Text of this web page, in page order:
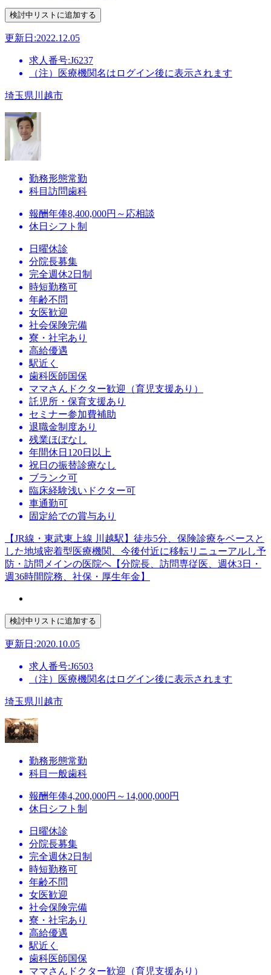
更新日:2022.12.05
求人番号:J6237
（注）医療機関名はログイン後に表示されます
埼玉県川越市
勤務形態常勤
科目 訪問歯科
報酬年俸8,400,000円～応相談
休日 シフト制
日曜休診
分院長募集
完全週休2日制
時短勤務可
年齢不問
女医歓迎
社会保険完備
寮・社宅あり
高給優遇
駅近く
歯科医師国保
ママさんドクター歓迎（育児支援あり）
託児所・保育支援あり
セミナー参加費補助
退職金制度あり
残業ほぼなし
年間休日120日以上
祝日の振替診療なし
ブランク可
臨床経験浅いドクター可
車通勤可
固定給での賞与あり
【JR線・東武東上線 川越駅】徒歩5分、保険診療をベースと
した地域密着型医療機関、今後付近に移転リニューアルし予
防・訪問メインの医院へ【分院長、訪問専従医、週休3日・
週36時間院務、社保・厚生年金】
更新日:2020.10.05
求人番号:J6503
（注）医療機関名はログイン後に表示されます
埼玉県川越市
勤務形態常勤
科目 一般歯科
報酬年俸4,200,000円～14,000,000円
休日 シフト制
日曜休診
分院長募集
完全週休2日制
時短勤務可
年齢不問
女医歓迎
社会保険完備
寮・社宅あり
高給優遇
駅近く
歯科医師国保
ママさんドクター歓迎（育児支援あり）